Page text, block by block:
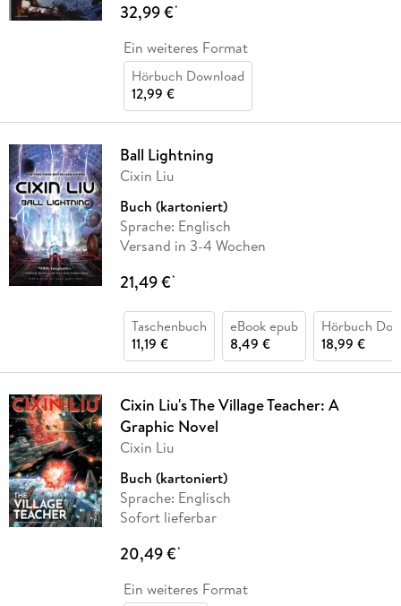
32,99 €*
Ein weiteres Format
Hörbuch Download
12,99 €
Ball Lightning
Cixin Liu
Buch (kartoniert)
Sprache: Englisch
Versand in 3-4 Wochen
21,49 €*
Taschenbuch
11,19 €
eBook epub
8,49 €
Hörbuch
18,99 €
Cixin Liu's The Village Teacher: A
Graphic Novel
Cixin Liu
Buch (kartoniert)
Sprache: Englisch
Sofort lieferbar
20,49 €*
Ein weiteres Format